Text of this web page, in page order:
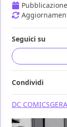
Seguici su
Condividi
DC COMICS